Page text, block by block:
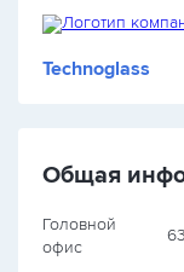
Technoglass
Общая
Головной
офис